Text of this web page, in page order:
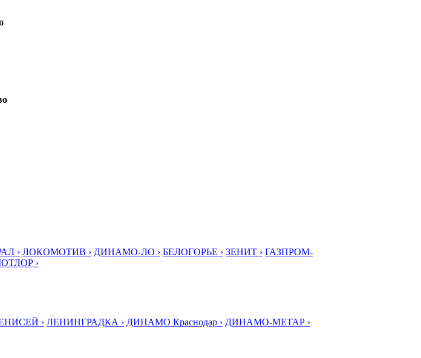
› ЛОКОМОТИВ › ДИНАМО-ЛО › БЕЛОГОРЬЕ › ЗЕНИТ › ГАЗПРОМ-
›
› ЛЕНИНГРАДКА › ДИНАМО Краснодар › ДИНАМО-МЕТАР ›